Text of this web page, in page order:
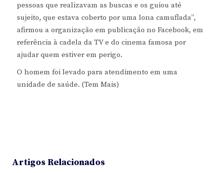
pessoas que realizavam as buscas e os guiou até
sujeito, que estava coberto por uma lona camuflada”,
afirmou a organização em publicação no Facebook, em
referência à cadela da TV e do cinema famosa por
ajudar quem estiver em perigo.
O homem foi levado para atendimento em uma
unidade de saúde. (Tem Mais)
Artigos Relacionados